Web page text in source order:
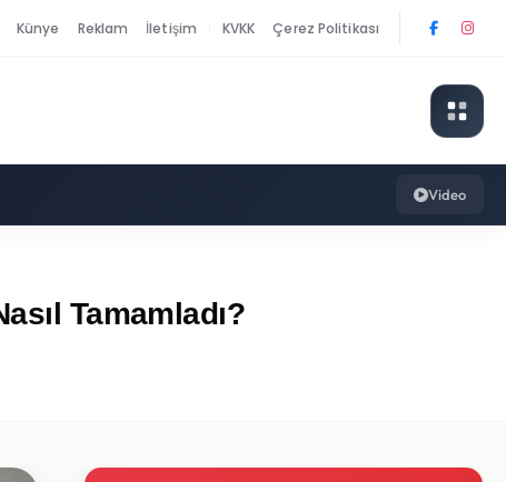
Künye Reklam İletişim KVKK Çerez Politikası
Video
Tamamladı?